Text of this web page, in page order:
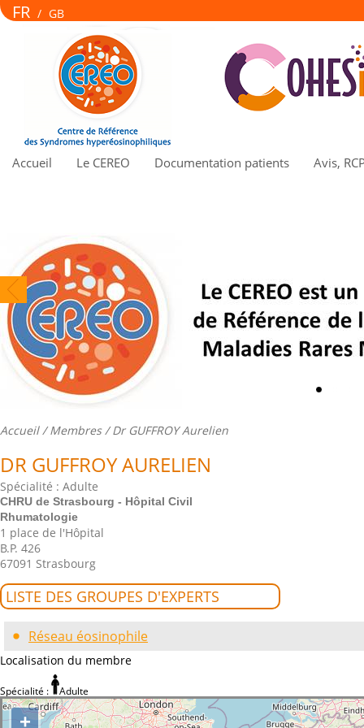
FR / GB
Accueil Le CEREO Documentation patients Avis,
Accueil/Membres/ Dr GUFFROY Aurelien
DR GUFFROY AURELIEN
Spécialité : Adulte
CHRU de Strasbourg - Hôpital Civil
Rhumatologie
1 place de l'Hôpital
B.P. 426
67091 Strasbourg
LISTE DES GROUPES D'EXPERTS
Réseau éosinophile
Localisation du membre
Spécialité : Adulte
+